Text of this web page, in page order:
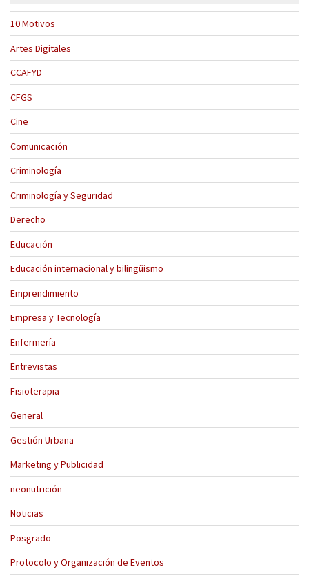
10 Motivos
Artes Digitales
CCAFYD
CFGS
Cine
Comunicación
Criminología
Criminología y Seguridad
Derecho
Educación
Educación internacional y bilingüismo
Emprendimiento
Empresa y Tecnología
Enfermería
Entrevistas
Fisioterapia
General
Gestión Urbana
Marketing y Publicidad
neonutrición
Noticias
Posgrado
Protocolo y Organización de Eventos